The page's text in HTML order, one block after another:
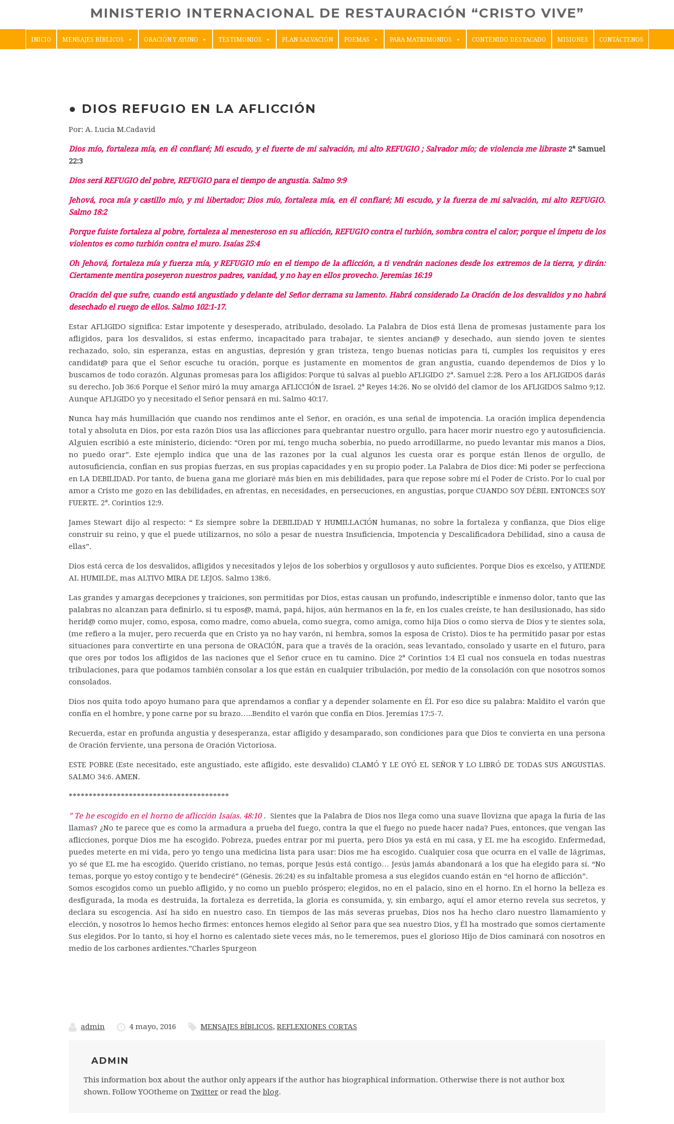
MINISTERIO INTERNACIONAL DE RESTAURACIÓN “CRISTO VIVE”
INICIO MENSAJES BÍBLICOS ORACIÓN Y AYUNO TESTIMONIOS PLAN SALVACIÓN POEMAS PARA MATRIMONIOS CONTENIDO DESTACADO MISIONES CONTÁCTENOS
● DIOS REFUGIO EN LA AFLICCIÓN
Por: A. Lucia M.Cadavid
Dios mío, fortaleza mía, en él confiaré; Mi escudo, y el fuerte de mi salvación, mi alto REFUGIO; Salvador mío; de violencia me libraste 2ª Samuel
22:3
Dios seráREFUGIOdel pobre, REFUGIOpara el tiempo de angustia. Salmo 9:9
Jehová, roca mía y castillo mío, y mi libertador; Dios mío, fortaleza mía, en él confiaré; Mi escudo, y la fuerza de mi salvación, mi alto REFUGIO.
Salmo 18:2
Porque fuiste fortaleza al pobre, fortaleza al menesteroso en su aflicción, REFUGIOcontra el turbión, sombra contra el calor; porque el ímpetu de los
violentos es como turbión contra el muro. Isaías 25:4
Oh Jehová, fortaleza mía y fuerza mía, yREFUGIOmío en el tiempo de la aflicción, a ti vendrán naciones desde los extremos de la tierra, y dirán:
Ciertamente mentira poseyeron nuestros padres, vanidad, y no hay en ellos provecho. Jeremias 16:19
Oración del que sufre, cuando está angustiado y delante del Señor derrama su lamento. Habrá considerado La Oración de los desvalidos y no habrá
desechado el ruego de ellos. Salmo 102:1-17.
Estar AFLIGIDO significa: Estar impotente y desesperado, atribulado, desolado. La Palabra de Dios está llena de promesas justamente para los
afligidos, para los desvalidos, si estas enfermo, incapacitado para trabajar, te sientes ancian@ y desechado, aun siendo joven te sientes
rechazado, solo, sin esperanza, estas en angustias, depresión y gran tristeza, tengo buenas noticias para ti, cumples los requisitos y eres
candidat@ para que el Señor escuche tu oración, porque es justamente en momentos de gran angustia, cuando dependemos de Dios y lo
buscamos de todo corazón. Algunas promesas para los afligidos: Porque tú salvas al pueblo AFLIGIDO 2ª. Samuel 2:28. Pero a los AFLIGIDOS darás
su derecho. Job 36:6 Porque el Señor miró la muy amarga AFLICCIÓN de Israel. 2ª Reyes 14:26. No se olvidó del clamor de los AFLIGIDOS Salmo 9;12.
Aunque AFLIGIDO yo y necesitado el Señor pensará en mi. Salmo 40:17.
Nunca hay más humillación que cuando nos rendimos ante el Señor, en oración, es una señal de impotencia. La oración implica dependencia
total y absoluta en Dios, por esta razón Dios usa las aflicciones para quebrantar nuestro orgullo, para hacer morir nuestro ego y autosuficiencia.
Alguien escribió a este ministerio, diciendo: “Oren por mí, tengo mucha soberbia, no puedo arrodillarme, no puedo levantar mis manos a Dios,
no puedo orar”. Este ejemplo indica que una de las razones por la cual algunos les cuesta orar es porque están llenos de orgullo, de
autosuficiencia, confían en sus propias fuerzas, en sus propias capacidades y en su propio poder. La Palabra de Dios dice: Mi poder se perfecciona
en LA DEBILIDAD. Por tanto, de buena gana me gloriaré más bien en mis debilidades, para que repose sobre mí el Poder de Cristo. Por lo cual por
amor a Cristo me gozo en las debilidades, en afrentas, en necesidades, en persecuciones, en angustias, porque CUANDO SOY DÉBIL ENTONCES SOY
FUERTE. 2ª. Corintios 12:9.
James Stewart dijo al respecto: “ Es siempre sobre la DEBILIDAD Y HUMILLACIÓN humanas, no sobre la fortaleza y confianza, que Dios elige
construir su reino, y que el puede utilizarnos, no sólo a pesar de nuestra Insuficiencia, Impotencia y Descalificadora Debilidad, sino a causa de
ellas”.
Dios está cerca de los desvalidos, afligidos y necesitados y lejos de los soberbios y orgullosos y auto suficientes. Porque Dios es excelso, y ATIENDE
AL HUMILDE, mas ALTIVO MIRA DE LEJOS. Salmo 138:6.
Las grandes y amargas decepciones y traiciones, son permitidas por Dios, estas causan un profundo, indescriptible e inmenso dolor, tanto que las
palabras no alcanzan para definirlo, si tu espos@, mamá, papá, hijos, aún hermanos en la fe, en los cuales creíste, te han desilusionado, has sido
herid@ como mujer, como, esposa, como madre, como abuela, como suegra, como amiga, como hija Dios o como sierva de Dios y te sientes sola,
(me refiero a la mujer, pero recuerda que en Cristo ya no hay varón, ni hembra, somos la esposa de Cristo). Dios te ha permitido pasar por estas
situaciones para convertirte en una persona de ORACIÓN, para que a través de la oración, seas levantado, consolado y usarte en el futuro, para
que ores por todos los afligidos de las naciones que el Señor cruce en tu camino. Dice 2ª Corintios 1:4 El cual nos consuela en todas nuestras
tribulaciones, para que podamos también consolar a los que están en cualquier tribulación, por medio de la consolación con que nosotros somos
consolados.
Dios nos quita todo apoyo humano para que aprendamos a confiar y a depender solamente en Él. Por eso dice su palabra: Maldito el varón que
confía en el hombre, y pone carne por su brazo…..Bendito el varón que confía en Dios. Jeremías 17:5-7.
Recuerda, estar en profunda angustia y desesperanza, estar afligido y desamparado, son condiciones para que Dios te convierta en una persona
de Oración ferviente, una persona de Oración Victoriosa.
ESTE POBRE (Este necesitado, este angustiado, este afligido, este desvalido) CLAMÓ Y LE OYÓ EL SEÑOR Y LO LIBRÓ DE TODAS SUS ANGUSTIAS.
SALMO 34:6. AMEN.
****************************************
” Te he escogido en el horno de aflicción Isaías. 48:10. Sientes que la Palabra de Dios nos llega como una suave llovizna que apaga la furia de las
llamas? ¿No te parece que es como la armadura a prueba del fuego, contra la que el fuego no puede hacer nada? Pues, entonces, que vengan las
aflicciones, porque Dios me ha escogido. Pobreza, puedes entrar por mi puerta, pero Dios ya está en mi casa, y EL me ha escogido. Enfermedad,
puedes meterte en mi vida, pero yo tengo una medicina lista para usar: Dios me ha escogido. Cualquier cosa que ocurra en el valle de lágrimas,
yo sé que EL me ha escogido. Querido cristiano, no temas, porque Jesús está contigo… Jesús jamás abandonará a los que ha elegido para sí. “No
temas, porque yo estoy contigo y te bendeciré” (Génesis. 26:24) es su infaltable promesa a sus elegidos cuando están en “el horno de aflicción”.
Somos escogidos como un pueblo afligido, y no como un pueblo próspero; elegidos, no en el palacio, sino en el horno. En el horno la belleza es
desfigurada, la moda es destruida, la fortaleza es derretida, la gloria es consumida, y, sin embargo, aquí el amor eterno revela sus secretos, y
declara su escogencia. Así ha sido en nuestro caso. En tiempos de las más severas pruebas, Dios nos ha hecho claro nuestro llamamiento y
elección, y nosotros lo hemos hecho firmes: entonces hemos elegido al Señor para que sea nuestro Dios, y Él ha mostrado que somos ciertamente
Sus elegidos. Por lo tanto, si hoy el horno es calentado siete veces más, no le temeremos, pues el glorioso Hijo de Dios caminará con nosotros en
medio de los carbones ardientes.”Charles Spurgeon
admin 4 mayo, 2016 MENSAJES BÍBLICOS, REFLEXIONES CORTAS
ADMIN
This information box about the author only appears if the author has biographical information. Otherwise there is not author box
shown. Follow YOOtheme on Twitter or read the blog.